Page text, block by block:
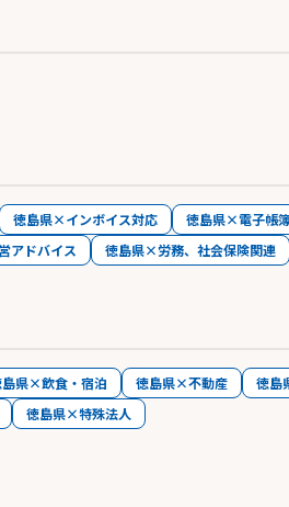
徳島県×インボイス対応 徳島県×電子帳
アドバイス 徳島県×労務、社会保険関連
県×飲食・宿泊 徳島県×不動産 徳島
徳島県×特殊法人